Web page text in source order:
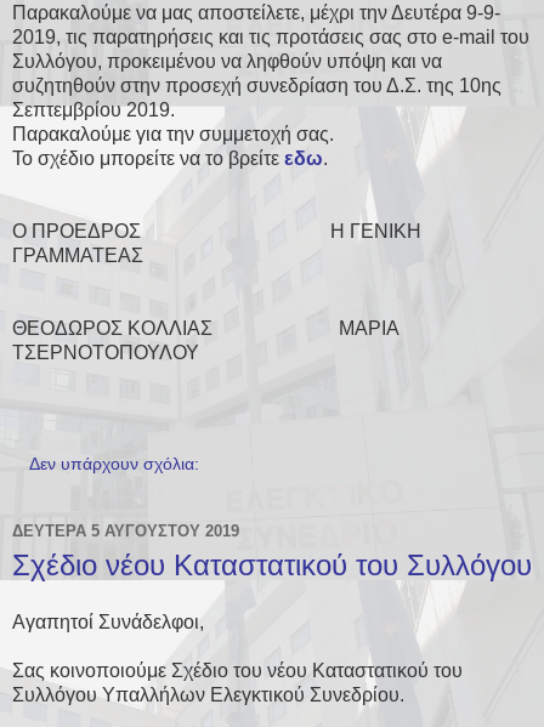
Παρακαλούμε να μας αποστείλετε, μέχρι την Δευτέρα 9-9-
2019, τις παρατηρήσεις και τις προτάσεις σας στο e-mail του
Συλλόγου, προκειμένου να ληφθούν υπόψη και να
συζητηθούν στην προσεχή συνεδρίαση του Δ.Σ. της 10ης
Σεπτεμβρίου 2019.
Παρακαλούμε για την συμμετοχή σας.
Το σχέδιο μπορείτε να το βρείτε εδω.
Ο ΠΡΟΕΔΡΟΣ Η ΓΕΝΙΚΗ
ΓΡΑΜΜΑΤΕΑΣ
ΘΕΟΔΩΡΟΣ ΚΟΛΛΙΑΣ ΜΑΡΙΑ
ΤΣΕΡΝΟΤΟΠΟΥΛΟΥ
Δεν υπάρχουν σχόλια:
ΔΕΥΤΈΡΑ 5 ΑΥΓΟΎΣΤΟΥ 2019
Σχέδιο νέου Καταστατικού του Συλλόγου
Αγαπητοί Συνάδελφοι,
Σας κοινοποιούμε Σχέδιο του νέου Καταστατικού του
Συλλόγου Υπαλλήλων Ελεγκτικού Συνεδρίου.